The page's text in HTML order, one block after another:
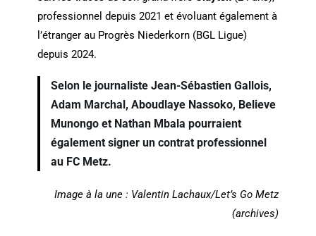
professionnel depuis 2021 et évoluant également à
l’étranger au Progrès Niederkorn (BGL Ligue)
depuis 2024.
Selon le journaliste Jean-Sébastien Gallois,
Adam Marchal, Aboudlaye Nassoko, Believe
Munongo et Nathan Mbala pourraient
également signer un contrat professionnel
au FC Metz.
Image à la une : Valentin Lachaux/Let’s Go Metz
(archives)